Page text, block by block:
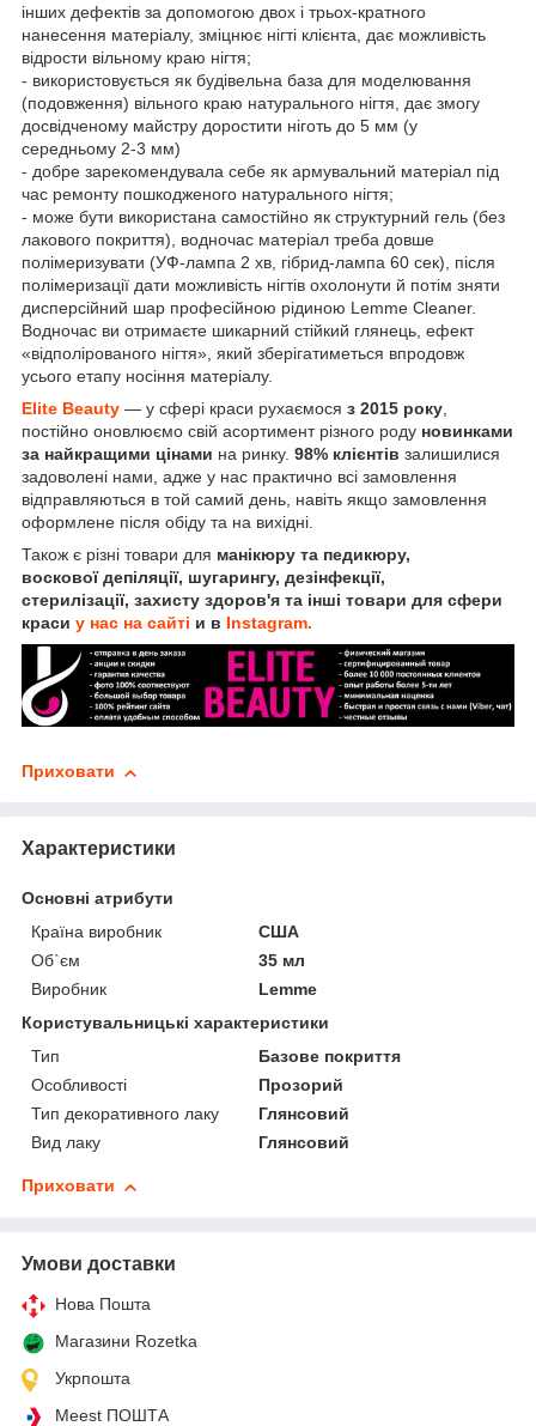
інших дефектів за допомогою двох і трьох-кратного
нанесення матеріалу, зміцнює нігті клієнта, дає можливість
відрости вільному краю нігтя;
- використовується як будівельна база для моделювання
(подовження) вільного краю натурального нігтя, дає змогу
досвідченому майстру доростити ніготь до 5 мм (у
середньому 2-3 мм)
- добре зарекомендувала себе як армувальний матеріал під
час ремонту пошкодженого натурального нігтя;
- може бути використана самостійно як структурний гель (без
лакового покриття), водночас матеріал треба довше
полімеризувати (УФ-лампа 2 хв, гібрид-лампа 60 сек), після
полімеризації дати можливість нігтів охолонути й потім зняти
дисперсійний шар професійною рідиною Lemme Cleaner.
Водночас ви отримаєте шикарний стійкий глянець, ефект
«відполірованого нігтя», який зберігатиметься впродовж
усього етапу носіння матеріалу.
Elite Beauty — у сфері краси рухаємося з 2015 року
постійно оновлюємо свій асортимент різного роду новинками
за найкращими цінами на ринку. 98% клієнтів залишилися
задоволені нами, адже у нас практично всі замовлення
відправляються в той самий день, навіть якщо замовлення
оформлене після обіду та на вихідні.
Також є різні товари для манікюру та педикюру,
воскової депіляції, шугарингу, дезінфекції,
стерилізації, захисту здоров'я та інші товари для сфери
краси у нас на сайті и в Instagram.
Приховати
Характеристики
Основні атрибути
Країна виробник
США
Об`єм
35 мл
Виробник
Lemme
Користувальницькі характеристики
Тип
Базове покриття
Особливості
Прозорий
Тип декоративного лаку
Глянсовий
Вид лаку
Глянсовий
Приховати
Умови доставки
Нова Пошта
Магазини Rozetka
Укрпошта
Meest ПОШТА